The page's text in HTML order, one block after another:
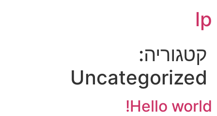
lp
קטגוריה:
Uncategorized
Hello world!